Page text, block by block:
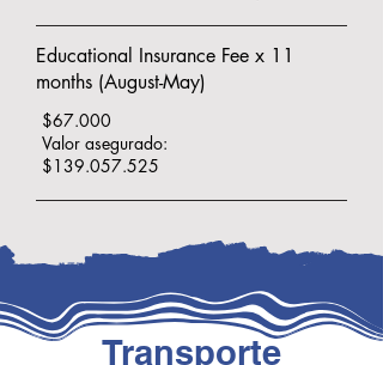
Educational Insurance Fee x 11
months (August-May)
$67.000
Valor asegurado:
$139.057.525
Transporte